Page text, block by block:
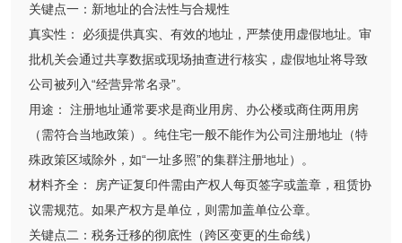
关键点一：新地址的合法性与合规性
真实性： 必须提供真实、有效的地址，严禁使用虚假地址。审
批机关会通过共享数据或现场抽查进行核实，虚假地址将导致
公司被列入“经营异常名录”。
用途： 注册地址通常要求是商业用房、办公楼或商住两用房
（需符合当地政策）。纯住宅一般不能作为公司注册地址（特
殊政策区域除外，如“一址多照”的集群注册地址）。
材料齐全： 房产证复印件需由产权人每页签字或盖章，租赁协
议需规范。如果产权方是单位，则需加盖单位公章。
关键点二：税务迁移的彻底性（跨区变更的生命线）